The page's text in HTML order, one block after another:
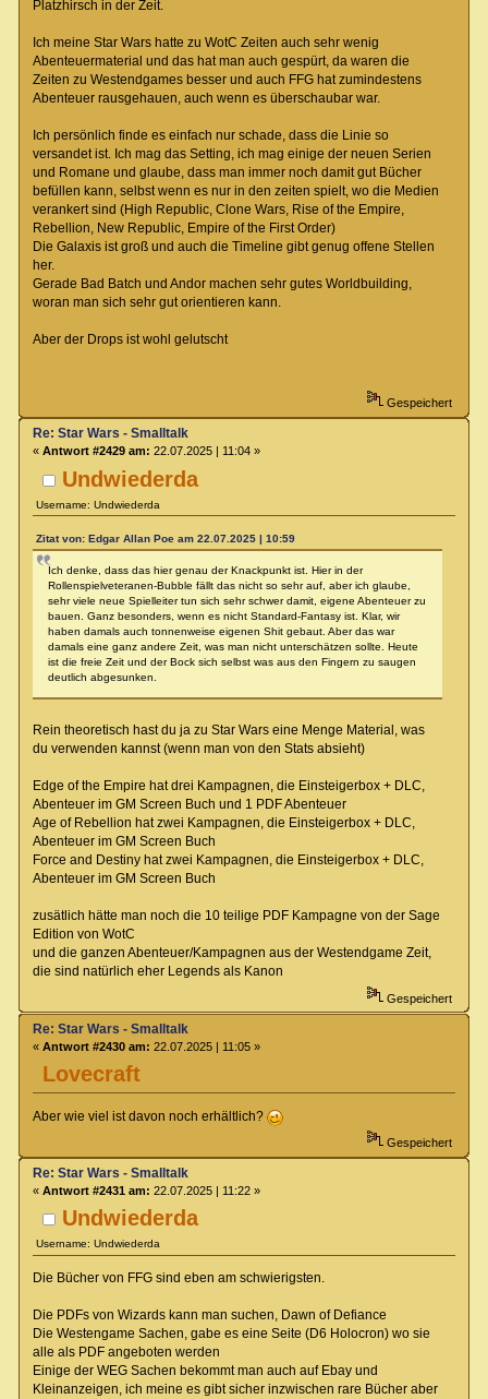
Platzhirsch in der Zeit.
Ich meine Star Wars hatte zu WotC Zeiten auch sehr wenig
Abenteuermaterial und das hat man auch gespürt, da waren die
Zeiten zu Westendgames besser und auch FFG hat zumindestens
Abenteuer rausgehauen, auch wenn es überschaubar war.
Ich persönlich finde es einfach nur schade, dass die Linie so
versandet ist. Ich mag das Setting, ich mag einige der neuen Serien
und Romane und glaube, dass man immer noch damit gut Bücher
befüllen kann, selbst wenn es nur in den zeiten spielt, wo die Medien
verankert sind (High Republic, Clone Wars, Rise of the Empire,
Rebellion, New Republic, Empire of the First Order)
Die Galaxis ist groß und auch die Timeline gibt genug offene Stellen
her.
Gerade Bad Batch und Andor machen sehr gutes Worldbuilding,
woran man sich sehr gut orientieren kann.
Aber der Drops ist wohl gelutscht
Gespeichert
Undwiederda
Username: Undwiederda
Re: Star Wars - Smalltalk
« Antwort #2429 am: 22.07.2025 | 11:04 »
Zitat von: Edgar Allan Poe am 22.07.2025 | 10:59
Ich denke, dass das hier genau der Knackpunkt ist. Hier in der
Rollenspielveteranen-Bubble fällt das nicht so sehr auf, aber ich glaube,
sehr viele neue Spielleiter tun sich sehr schwer damit, eigene Abenteuer zu
bauen. Ganz besonders, wenn es nicht Standard-Fantasy ist. Klar, wir
haben damals auch tonnenweise eigenen Shit gebaut. Aber das war
damals eine ganz andere Zeit, was man nicht unterschätzen sollte. Heute
ist die freie Zeit und der Bock sich selbst was aus den Fingern zu saugen
deutlich abgesunken.
Rein theoretisch hast du ja zu Star Wars eine Menge Material, was
du verwenden kannst (wenn man von den Stats absieht)
Edge of the Empire hat drei Kampagnen, die Einsteigerbox + DLC,
Abenteuer im GM Screen Buch und 1 PDF Abenteuer
Age of Rebellion hat zwei Kampagnen, die Einsteigerbox + DLC,
Abenteuer im GM Screen Buch
Force and Destiny hat zwei Kampagnen, die Einsteigerbox + DLC,
Abenteuer im GM Screen Buch
zusätlich hätte man noch die 10 teilige PDF Kampagne von der Sage
Edition von WotC
und die ganzen Abenteuer/Kampagnen aus der Westendgame Zeit,
die sind natürlich eher Legends als Kanon
Gespeichert
Lovecraft
Re: Star Wars - Smalltalk
« Antwort #2430 am: 22.07.2025 | 11:05 »
Aber wie viel ist davon noch erhältlich?
Gespeichert
Undwiederda
Username: Undwiederda
Re: Star Wars - Smalltalk
« Antwort #2431 am: 22.07.2025 | 11:22 »
Die Bücher von FFG sind eben am schwierigsten.
Die PDFs von Wizards kann man suchen, Dawn of Defiance
Die Westengame Sachen, gabe es eine Seite (D6 Holocron) wo sie
alle als PDF angeboten werden
Einige der WEG Sachen bekommt man auch auf Ebay und
Kleinanzeigen, ich meine es gibt sicher inzwischen rare Bücher aber